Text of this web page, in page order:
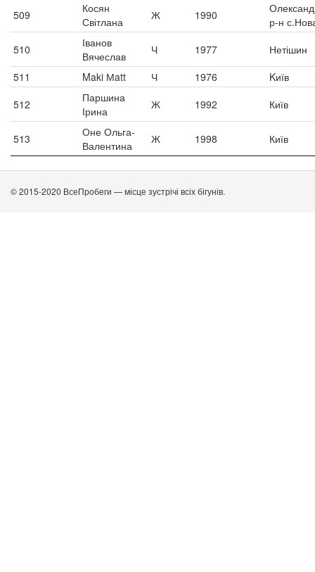
509
Косян
Світлана
Ж 1990
р-н
510
Іванов
Вячеслав
Ч 1977
Нетішин
511
Maki Мatt Ч 1976
Kиїв
512
Паршина
Ірина
Ж 1992 Київ
513
Оне Ольга-
Валентина
Ж 1998 Київ
© 2015-2020 ВсеПробеги — місце зустрічі всіх бігунів.